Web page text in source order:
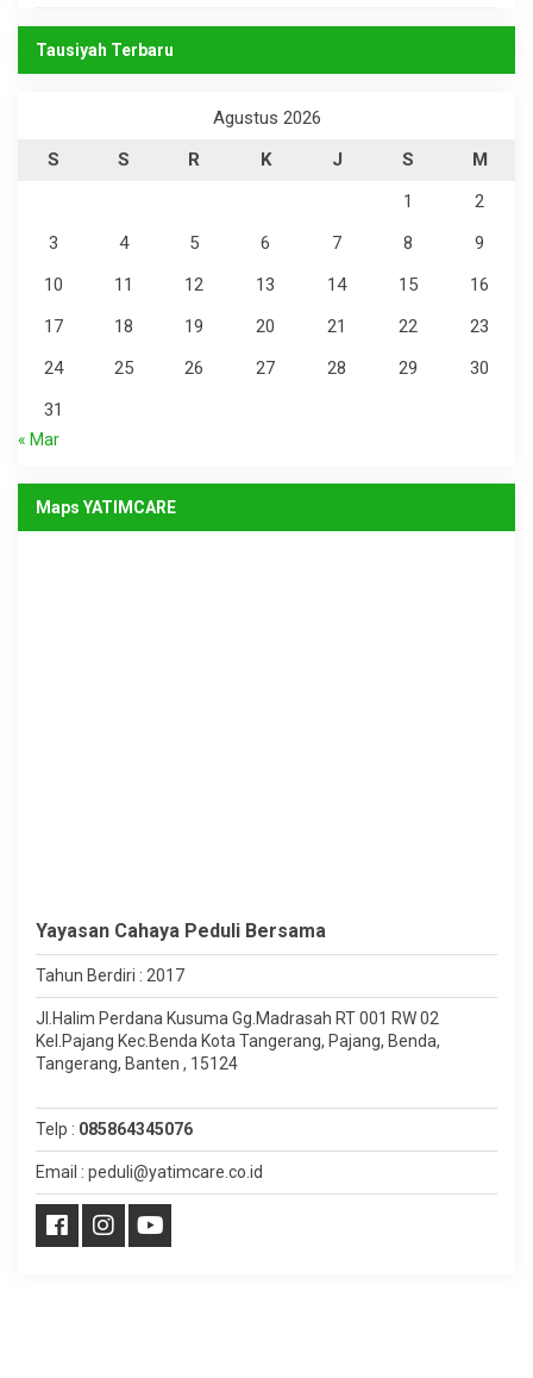
Tausiyah Terbaru
Agustus 2026
S
S R K J S
M
1
2
3
4 5 6 7 8
9
10
11 12 13 14 15
16
17
18 19 20 21 22
23
24
25 26 27 28 29
30
31
« Mar
Maps YATIMCARE
Yayasan Cahaya Peduli Bersama
Tahun Berdiri : 2017
Jl.Halim Perdana Kusuma Gg.Madrasah RT 001 RW 02
Kel.Pajang Kec.Benda Kota Tangerang, Pajang, Benda,
Tangerang, Banten , 15124
Telp : 085864345076
Email : peduli@yatimcare.co.id